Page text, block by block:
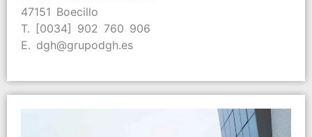
47151 Boecillo
T. [0034] 902 760 906
E. dgh@grupodgh.es